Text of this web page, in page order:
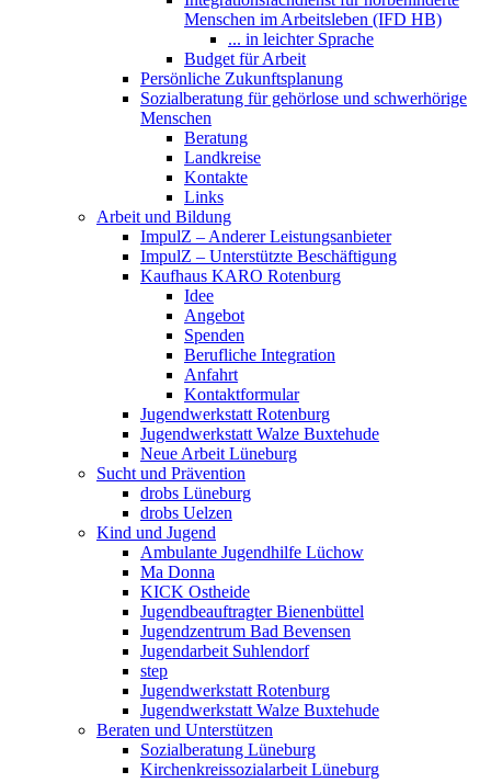
Menschen im Arbeitsleben (IFD HB)
... in leichter Sprache
Budget für Arbeit
Persönliche Zukunftsplanung
Sozialberatung für gehörlose und schwerhörige
Menschen
Beratung
Landkreise
Kontakte
Links
Arbeit und Bildung
ImpulZ – Anderer Leistungsanbieter
ImpulZ – Unterstützte Beschäftigung
Kaufhaus KARO Rotenburg
Idee
Angebot
Spenden
Berufliche Integration
Anfahrt
Kontaktformular
Jugendwerkstatt Rotenburg
Jugendwerkstatt Walze Buxtehude
Neue Arbeit Lüneburg
Sucht und Prävention
drobs Lüneburg
drobs Uelzen
Kind und Jugend
Ambulante Jugendhilfe Lüchow
Ma Donna
KICK Ostheide
Jugendbeauftragter Bienenbüttel
Jugendzentrum Bad Bevensen
Jugendarbeit Suhlendorf
step
Jugendwerkstatt Rotenburg
Jugendwerkstatt Walze Buxtehude
Beraten und Unterstützen
Sozialberatung Lüneburg
Kirchenkreissozialarbeit Lüneburg